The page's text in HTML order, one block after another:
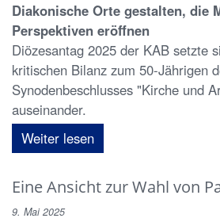
Diakonische Orte gestalten, die
Perspektiven eröffnen
Diözesantag 2025 der KAB setzte
kritischen Bilanz zum 50-Jährigen
Synodenbeschlusses "Kirche und
auseinander.
Weiter lesen
Eine Ansicht zur Wahl von
9. Mai 2025